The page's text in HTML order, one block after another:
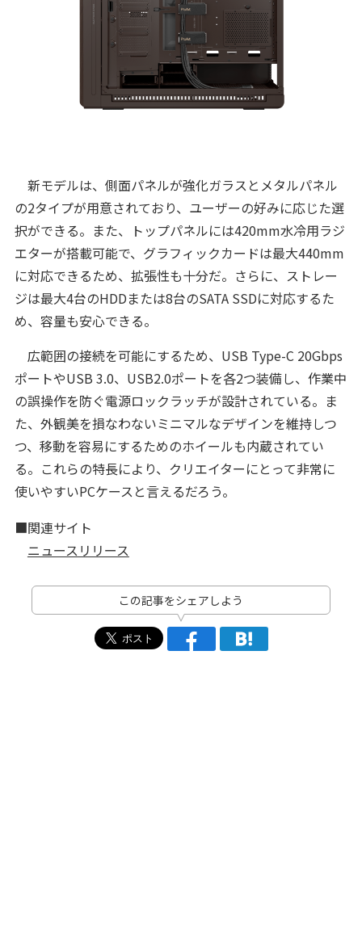
新モデルは、側面パネルが強化ガラスとメタルパネル
の2タイプが用意されており、ユーザーの好みに応じた選
択ができる。また、トップパネルには420mm水冷用ラジ
エターが搭載可能で、グラフィックカードは最大440mm
に対応できるため、拡張性も十分だ。さらに、ストレー
ジは最大4台のHDDまたは8台のSATA SSDに対応するた
め、容量も安心できる。
広範囲の接続を可能にするため、USB Type-C 20Gbps
ポートやUSB 3.0、USB2.0ポートを各2つ装備し、作業中
の誤操作を防ぐ電源ロックラッチが設計されている。ま
た、外観美を損なわないミニマルなデザインを維持しつ
つ、移動を容易にするためのホイールも内蔵されてい
る。これらの特長により、クリエイターにとって非常に
使いやすいPCケースと言えるだろう。
■関連サイト
ニュースリリース
この記事をシェアしよう